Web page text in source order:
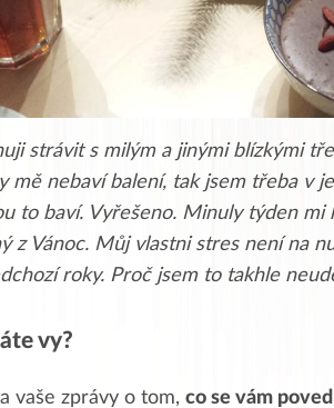
strávit s milým a jinými blízkými
mě nebaví balení, tak jsem třeba v
to baví. Vyřešeno. Minuly týden mi
z Vánoc. Můj vlastni stres není na
roky. Proč jsem to takhle
vy?
vaše zprávy o tom, co se vám